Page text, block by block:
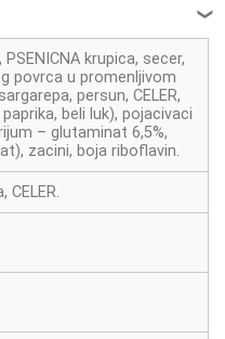
❮
krupica, secer,
povrca u promenljivom
persun, CELER,
beli luk), pojacivaci
– glutaminat 6,5%,
zacini, boja riboflavin.
CELER.